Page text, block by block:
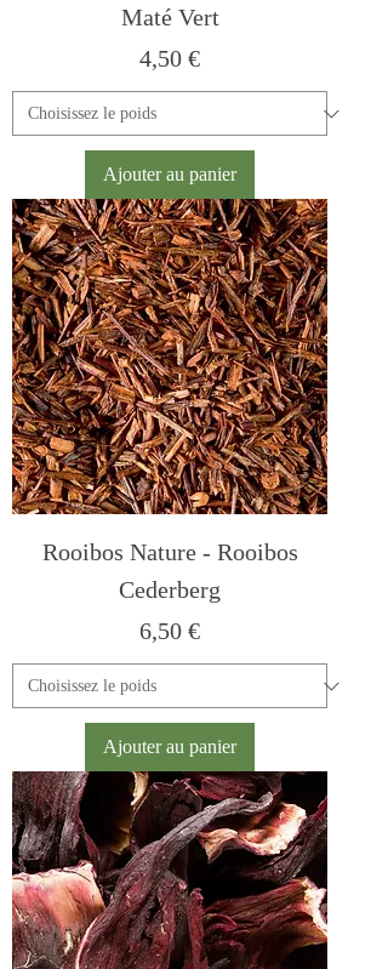
Maté Vert
Prix
4,50 €
Ajouter au panier
Rooibos Nature - Rooibos
Cederberg
Prix
6,50 €
Ajouter au panier